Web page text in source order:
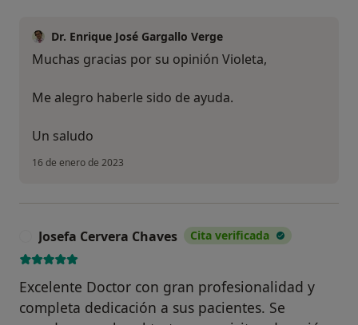
Dr. Enrique José Gargallo Verge
Muchas gracias por su opinión Violeta,
Me alegro haberle sido de ayuda.
Un saludo
16 de enero de 2023
Josefa Cervera Chaves Cita verificada
Excelente Doctor con gran profesionalidad y
completa dedicación a sus pacientes. Se